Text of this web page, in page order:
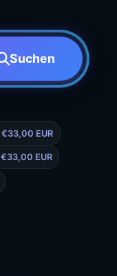
Suchen
€33,00 EUR
€33,00 EUR